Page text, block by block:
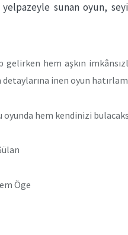
yelpazeyle sunan oyun,
hem aşkın
detaylarına inen oyun
oyunda hem kendinizi
Öge